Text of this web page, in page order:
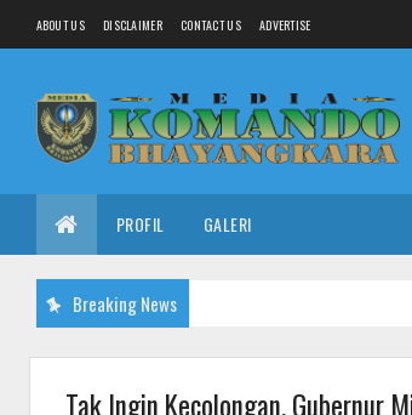
ABOUT US DISCLAIMER CONTACT US ADVERTISE
PROFIL GALERI
Breaking News
Tak Ingin Kecolongan, Gubernur